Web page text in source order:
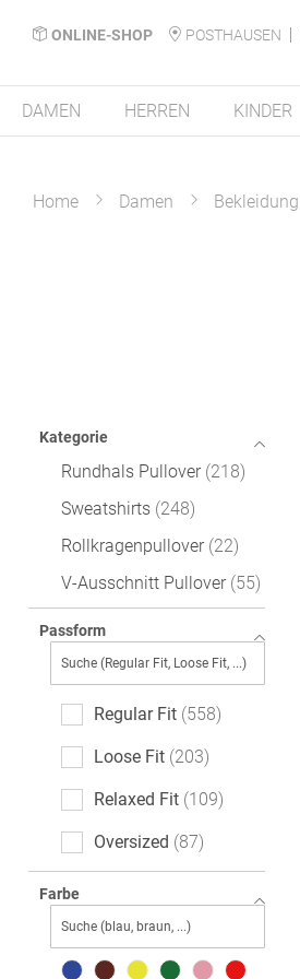
ONLINE-SHOP POSTHAUSEN
DAMEN HERREN KINDER
Home Damen Bekleidung
Kategorie
Rundhals Pullover 218
Sweatshirts 248
Rollkragenpullover 22
V-Ausschnitt Pullover 55
Passform
Regular Fit 558
Loose Fit 203
Relaxed Fit 109
Oversized 87
Feminine Fit
Casual Fit 36
Farbe